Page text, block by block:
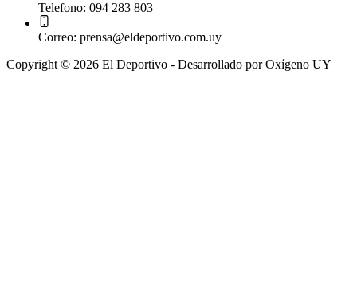
Telefono: 094 283 803
Correo: prensa@eldeportivo.com.uy
Copyright © 2026 El Deportivo - Desarrollado por Oxígeno UY